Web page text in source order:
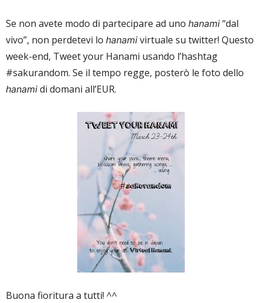
Se non avete modo di partecipare ad uno hanami “dal
vivo”, non perdetevi lo hanami virtuale su twitter! Questo
week-end, Tweet your Hanami usando l’hashtag
#sakurandom. Se il tempo regge, posterò le foto dello
hanami di domani all’EUR.
Buona fioritura a tutti! ^^